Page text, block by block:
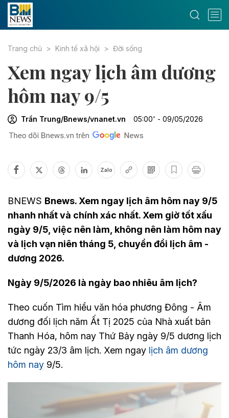
Trang chủ Kinh tế xã hội Đời sống
Xem ngay lịch âm dương
hôm nay 9/5
Trần Trung/Bnews/vnanet.vn 05:00' - 09/05/2026
Zalo
BNEWS Bnews. Xem ngay lịch âm hôm nay 9/5
nhanh nhất và chính xác nhất. Xem giờ tốt xấu
ngày 9/5, việc nên làm, không nên làm hôm nay
và lịch vạn niên tháng 5, chuyển đổi lịch âm -
dương 2026.
Ngày 9/5/2026 là ngày bao nhiêu âm lịch?
Theo cuốn Tìm hiểu văn hóa phương Đông - Âm
dương đối lịch năm Ất Tị 2025 của Nhà xuất bản
Thanh Hóa, hôm nay Thứ Bảy ngày 9/5 dương lịch
tức ngày 23/3 âm lịch. Xem ngay lịch âm dương
hôm nay 9/5.